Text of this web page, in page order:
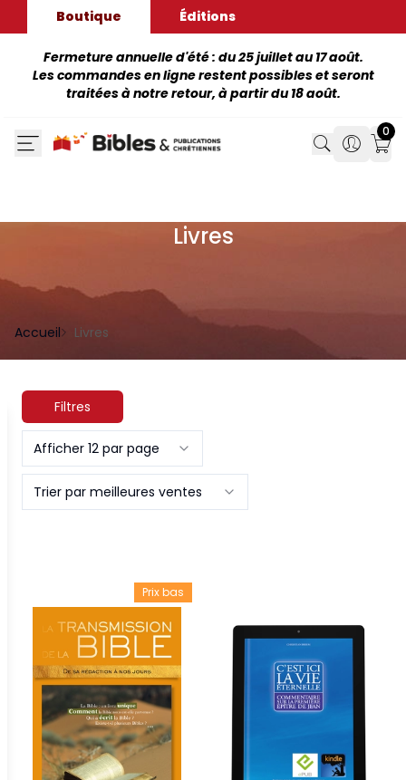
Boutique Éditions
Fermeture annuelle d'été : du 25 juillet au 17 août.
Les commandes en ligne restent possibles et seront
traitées à notre retour, à partir du 18 août.
Search
Search
0
Livres
Accueil Livres
Filtres
Afficher 12 par page
Trier par meilleures ventes
Prix bas